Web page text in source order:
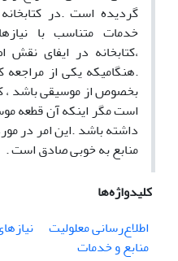
گردیده است .در
خدمات متناسب با
،کتابخانه در ایفای
.هنگامیکه یکی از
بخصوص از موسیقی باشد ،
است مگر اینکه آن قطعه
داشته باشد .این امر در
منابع به خوبی صادق است .
کلیدواژه‌ها
اطلاع‌رسانی معلولیت
منابع و خدمات